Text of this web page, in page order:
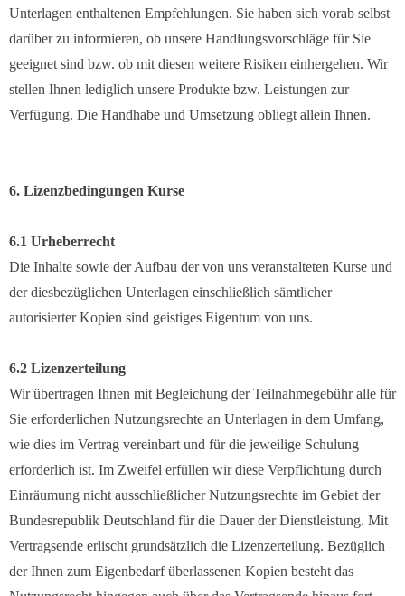
Unterlagen enthaltenen Empfehlungen. Sie haben sich vorab selbst
darüber zu informieren, ob unsere Handlungsvorschläge für Sie
geeignet sind bzw. ob mit diesen weitere Risiken einhergehen. Wir
stellen Ihnen lediglich unsere Produkte bzw. Leistungen zur
Verfügung. Die Handhabe und Umsetzung obliegt allein Ihnen.
6. Lizenzbedingungen Kurse
6.1 Urheberrecht
Die Inhalte sowie der Aufbau der von uns veranstalteten Kurse und
der diesbezüglichen Unterlagen einschließlich sämtlicher
autorisierter Kopien sind geistiges Eigentum von uns.
6.2 Lizenzerteilung
Wir übertragen Ihnen mit Begleichung der Teilnahmegebühr alle für
Sie erforderlichen Nutzungsrechte an Unterlagen in dem Umfang,
wie dies im Vertrag vereinbart und für die jeweilige Schulung
erforderlich ist. Im Zweifel erfüllen wir diese Verpflichtung durch
Einräumung nicht ausschließlicher Nutzungsrechte im Gebiet der
Bundesrepublik Deutschland für die Dauer der Dienstleistung. Mit
Vertragsende erlischt grundsätzlich die Lizenzerteilung. Bezüglich
der Ihnen zum Eigenbedarf überlassenen Kopien besteht das